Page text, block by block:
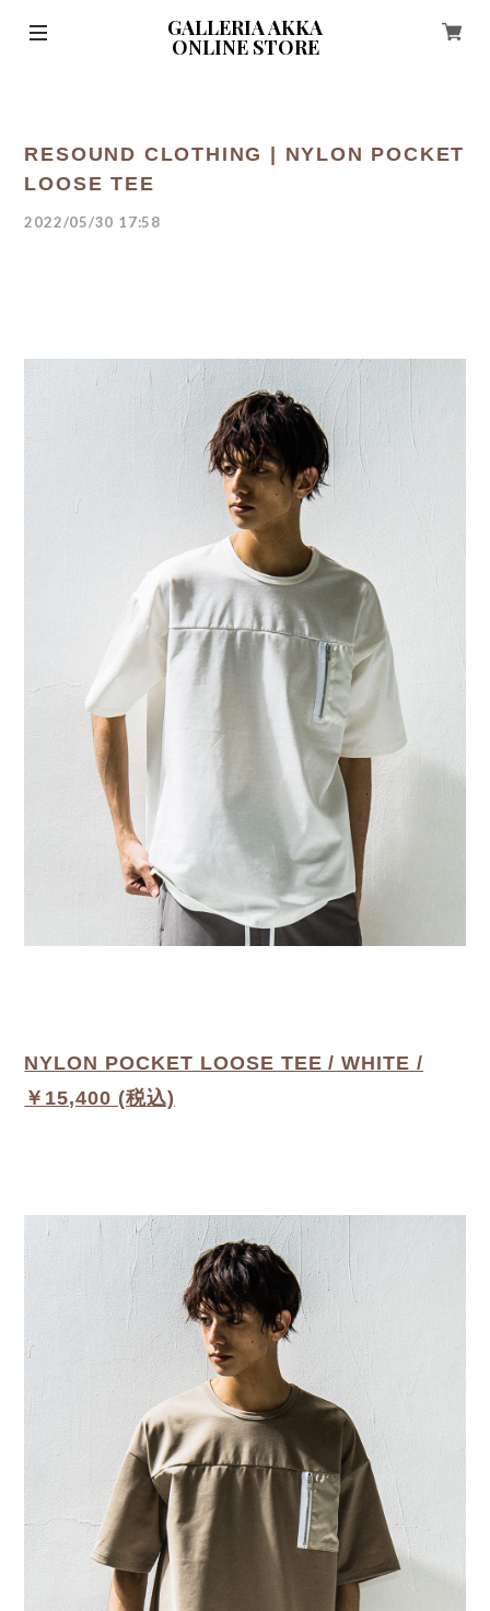
GALLERIA AKKA
ONLINE STORE
RESOUND CLOTHING | NYLON POCKET
LOOSE TEE
2022/05/30 17:58
NYLON POCKET LOOSE TEE / WHITE /
￥15,400 (税込)